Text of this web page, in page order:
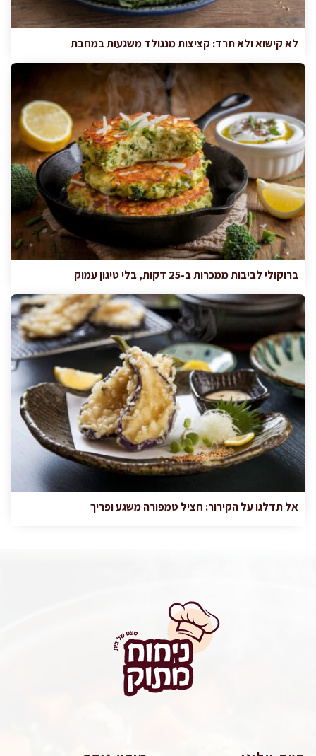
לא קישוא ולא תרד: קציצות מנגולד משגעות במחבת
ברוקולי לביבות ממכרות ב-25 דקות, בלי טיגון עמוק
אל תדלגו על הקירור: חציל טמפורה משגע ופריך